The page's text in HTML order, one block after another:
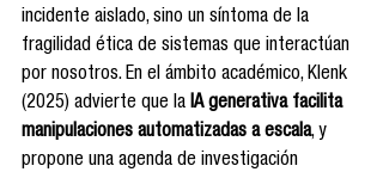
incidente aislado, sino un síntoma de la
fragilidad ética de sistemas que interactúan
por nosotros. En el ámbito académico, Klenk
(2025) advierte que la IA generativa facilita
manipulaciones automatizadas a escala, y
propone una agenda de investigación